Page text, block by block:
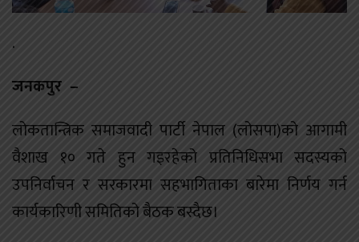
.
जनकपुर –
लोकतान्त्रिक समाजवादी पार्टी नेपाल (लोसपा)को आगामी
वैशाख १० गते हुन गइरहेको प्रतिनिधिसभा सदस्यको
उपनिर्वाचन र सरकारमा सहभागिताका बारेमा निर्णय गर्न
कार्यकारिणी समितिको बैठक बस्दैछ।